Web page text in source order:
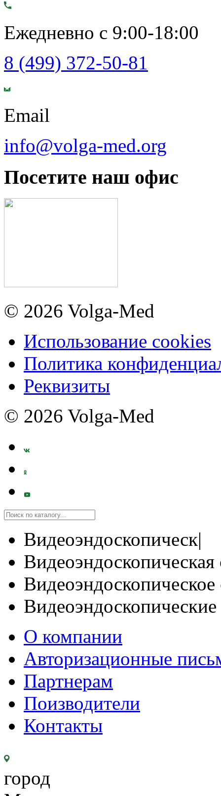
Ежедневно с 9:00-18:00
8 (499) 372-50-81
Email
info@volga-med.org
Посетите наш офис
© 2026 Volga-Med
Использование cookies
Политика
Реквизиты
© 2026 Volga-Med
Видеоэндоскопическ|
Видеоэндоскопическая
О компании
Авторизационные
Партнерам
Поизводители
Контакты
город